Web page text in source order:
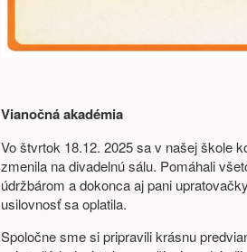
Vianočná akadémia
Vo štvrtok 18.12. 2025 sa v našej škole
zmenila na divadelnú sálu. Pomáhali
údržbárom a dokonca aj pani
usilovnosť sa oplatila.
Spoločne sme si pripravili krásnu